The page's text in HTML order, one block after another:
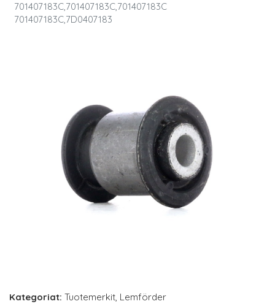
701407183C,701407183C,701407183C
701407183C,7D0407183
Kategoriat: Tuotemerkit, Lemförder